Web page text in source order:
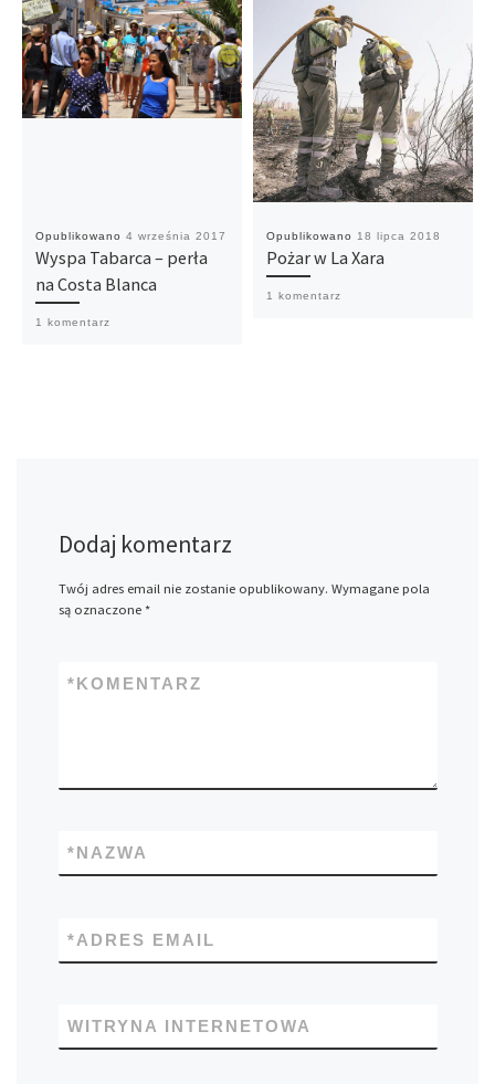
Opublikowano 4 września 2017
Wyspa Tabarca – perła
na Costa Blanca
1 komentarz
Opublikowano 18 lipca 2018
Pożar w La Xara
1 komentarz
Dodaj komentarz
Twój adres email nie zostanie opublikowany. Wymagane pola
są oznaczone *
KOMENTARZ
*
NAZWA
*
ADRES EMAIL
*
WITRYNA INTERNETOWA